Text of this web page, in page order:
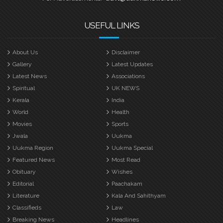
USEFUL LINKS
About Us
Disclaimer
Gallery
Latest Updates
Latest News
Associations
Spiritual
UK NEWS
Kerala
India
World
Health
Movies
Sports
Jwala
Uukma
Uukma Region
Uukma Special
Featured News
Most Read
Obituary
Wishes
Editorial
Paachakam
Literature
Kala And Sahithyam
Classifieds
Law
Breaking News
Headlines